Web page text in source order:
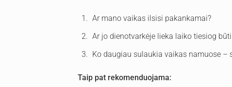
Ar mano vaikas ilsisi pakankamai?
Ar jo dienotvarkėje lieka laiko tiesiog
Ko daugiau sulaukia vaikas namuose –
Taip pat rekomenduojama: